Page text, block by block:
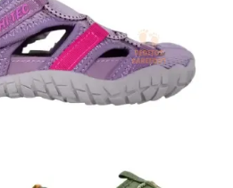
Pirufin
Saguaro